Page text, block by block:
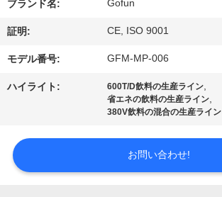
私
達
ブランド名: Gofun
証明: CE, ISO 9001
モデル番号: GFM-MP-006
ハイライト: 600T/D飲料の生産ライン,
省エネの飲料の生産ライン,
380V飲料の混合の生産ライン
お問い合わせ!